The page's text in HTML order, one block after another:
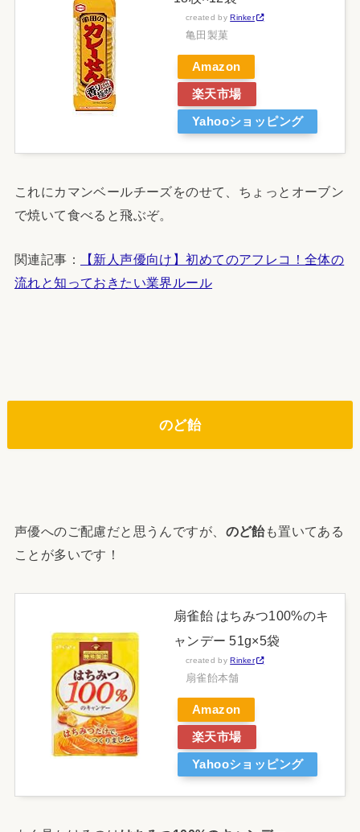
created byRinker
亀田製菓
Amazon
楽天市場
Yahooショッピング
これにカマンベールチーズをのせて、ちょっとオーブン
で焼いて食べると飛ぶぞ。
関連記事：
【新人声優向け】初めてのアフレコ！全体の
流れと知っておきたい業界ルール
のど飴
声優へのご配慮だと思うんですが、 のど飴も置いてある
ことが多いです！
扇雀飴 はちみつ100%のキ
ャンデー 51g×5袋
created byRinker
扇雀飴本舗
Amazon
楽天市場
Yahooショッピング